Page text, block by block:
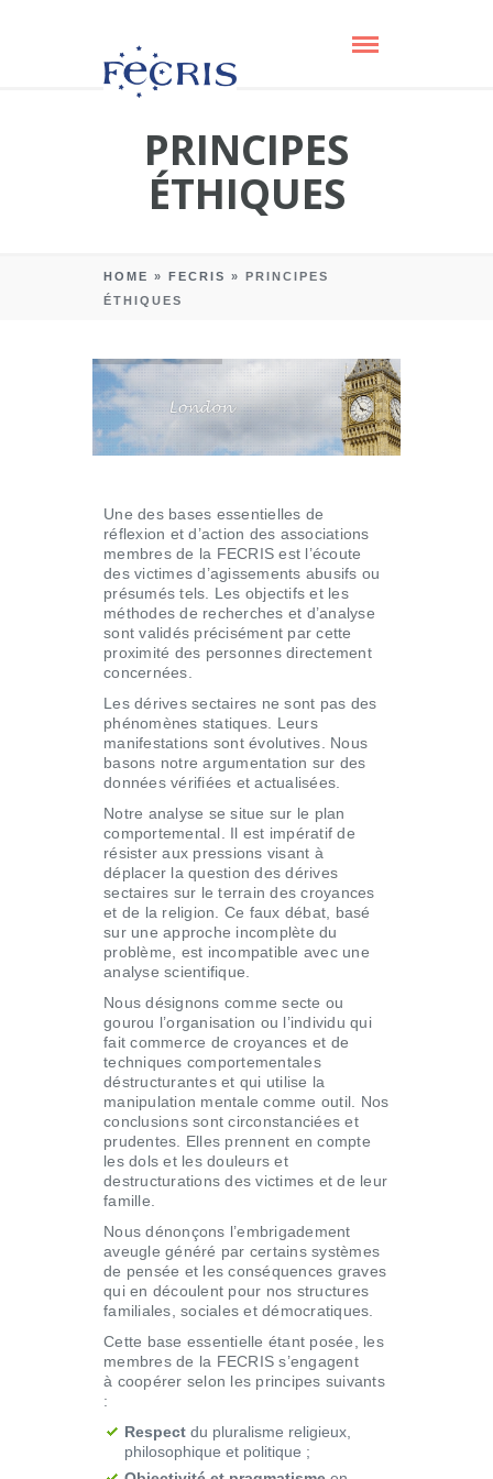
PRINCIPES
ÉTHIQUES
HOME » FECRIS » PRINCIPES
ÉTHIQUES
Une des bases essentielles de
réflexion et d’action des associations
membres de la FECRIS est l’écoute
des victimes d’agissements abusifs ou
présumés tels. Les objectifs et les
méthodes de recherches et d’analyse
sont validés précisément par cette
proximité des personnes directement
concernées.
Les dérives sectaires ne sont pas des
phénomènes statiques. Leurs
manifestations sont évolutives. Nous
basons notre argumentation sur des
données vérifiées et actualisées.
Notre analyse se situe sur le plan
comportemental. Il est impératif de
résister aux pressions visant à
déplacer la question des dérives
sectaires sur le terrain des croyances
et de la religion. Ce faux débat, basé
sur une approche incomplète du
problème, est incompatible avec une
analyse scientifique.
Nous désignons comme secte ou
gourou l’organisation ou l’individu qui
fait commerce de croyances et de
techniques comportementales
déstructurantes et qui utilise la
manipulation mentale comme outil. Nos
conclusions sont circonstanciées et
prudentes. Elles prennent en compte
les dols et les douleurs et
destructurations des victimes et de leur
famille.
Nous dénonçons l’embrigadement
aveugle généré par certains systèmes
de pensée et les conséquences graves
qui en découlent pour nos structures
familiales, sociales et démocratiques.
Cette base essentielle étant posée, les
membres de la FECRIS s’engagent
à coopérer selon les principes suivants
:
Respect du pluralisme religieux,
philosophique et politique ;